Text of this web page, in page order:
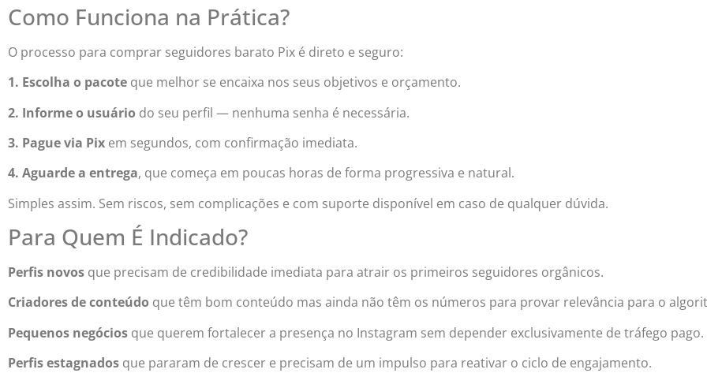
Como Funciona na Prática?
O processo para comprar seguidores barato Pix é direto e seguro:
1. Escolha o pacote que melhor se encaixa nos seus objetivos e orçamento.
2. Informe o usuário do seu perfil — nenhuma senha é necessária.
3. Pague via Pix em segundos, com confirmação imediata.
4. Aguarde a entrega, que começa em poucas horas de forma progressiva e natural.
Simples assim. Sem riscos, sem complicações e com suporte disponível em caso de qualquer dúvida.
Para Quem É Indicado?
Perfis novos que precisam de credibilidade imediata para atrair os primeiros seguidores orgânicos.
Criadores de conteúdo que têm bom conteúdo mas ainda não têm os números para provar relevância para o
Pequenos negócios que querem fortalecer a presença no Instagram sem depender exclusivamente de tráfego pago.
Perfis estagnados que pararam de crescer e precisam de um impulso para reativar o ciclo de engajamento.